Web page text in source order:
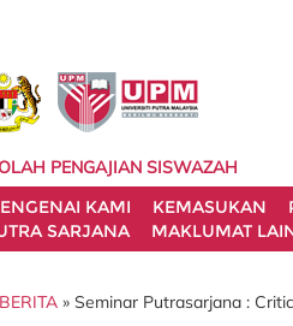
PENGAJIAN SISWAZAH
KAMI
KEMASUKAN
SARJANA
MAKLUMAT
BERITA » Seminar Putrasarjana :